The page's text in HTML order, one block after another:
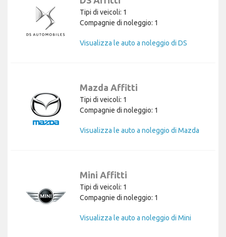
Tipi di veicoli: 1
Compagnie di noleggio: 1
Visualizza le auto a noleggio di DS
Mazda Affitti
Tipi di veicoli: 1
Compagnie di noleggio: 1
Visualizza le auto a noleggio di Mazda
Mini Affitti
Tipi di veicoli: 1
Compagnie di noleggio: 1
Visualizza le auto a noleggio di Mini